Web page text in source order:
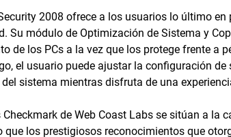
2008 ofrece a los usuarios lo último
Su módulo de Optimización de Sistema y
de los PCs a la vez que los protege frente a
el usuario puede ajustar la configuración
sistema mientras disfruta de una
de Web Coast Labs se sitúan a la
que los prestigiosos reconocimientos que